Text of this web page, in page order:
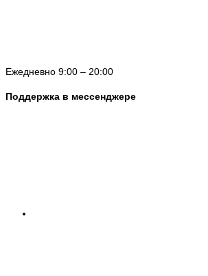
Ежедневно 9:00 – 20:00
Поддержка в мессенджере